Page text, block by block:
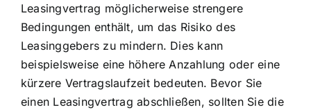
Leasingvertrag möglicherweise strengere
Bedingungen enthält, um das Risiko des
Leasinggebers zu mindern. Dies kann
beispielsweise eine höhere Anzahlung oder eine
kürzere Vertragslaufzeit bedeuten. Bevor Sie
einen Leasingvertrag abschließen, sollten Sie die